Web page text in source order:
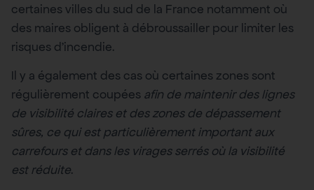
certaines villes du sud de la France notamment où
des maires obligent à débroussailler pour limiter les
risques d’incendie.
Il y a également des cas où certaines zones sont
régulièrement coupées afin de maintenir des lignes
de visibilité claires et des zones de dépassement
sûres, ce qui est particulièrement important aux
carrefours et dans les virages serrés où la visibilité
est réduite.